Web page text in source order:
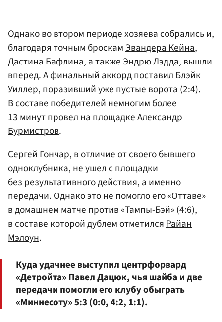
Однако во втором периоде хозяева собрались и,
благодаря точным броскамЭвандера Кейна,
Дастина Бафлина, а также Эндрю Лэдда, вышли
вперед. А финальный аккорд поставил Блэйк
Уиллер, поразивший уже пустые ворота (2:4).
В составе победителей немногим более
13 минут провел на площадкеАлександр
Бурмистров.
Сергей Гончар, в отличие от своего бывшего
одноклубника, не ушел с площадки
без результативного действия, а именно
передачи. Однако это не помогло его «Оттаве»
в домашнем матче против «Тампы-Бэй» (4:6),
в составе которой дублем отметилсяРайан
Мэлоун.
Куда удачнее выступил центрфорвард
«Детройта» Павел Дацюк, чья шайба и две
передачи помогли его клубу обыграть
«Миннесоту» 5:3 (0:0, 4:2, 1:1).